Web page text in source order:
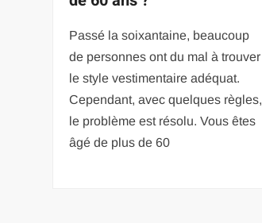
Passé la soixantaine, beaucoup
de personnes ont du mal à trouver
le style vestimentaire adéquat.
Cependant, avec quelques règles,
le problème est résolu. Vous êtes
âgé de plus de 60